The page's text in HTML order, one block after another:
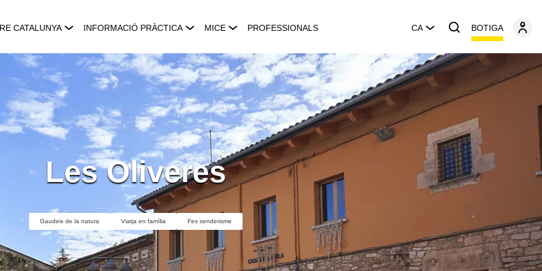
CATALUNYA INFORMACIÓ PRÀCTICA MICE PROFESSIONALS CA BOTIGA
Les Oliveres
Gaudeix de la natura Viatja en família Fes senderisme